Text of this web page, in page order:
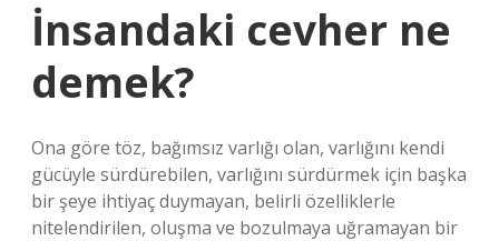
İnsandaki cevher ne
demek?
Ona göre töz, bağımsız varlığı olan, varlığını kendi
gücüyle sürdürebilen, varlığını sürdürmek için başka
bir şeye ihtiyaç duymayan, belirli özelliklerle
nitelendirilen, oluşma ve bozulmaya uğramayan bir